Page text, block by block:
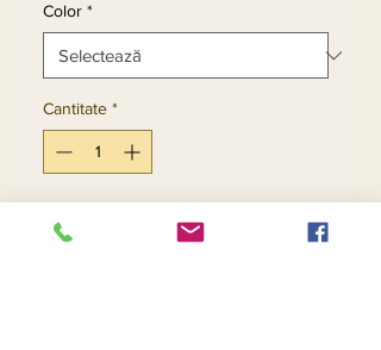
Color *
Cantitate *
Adaugă în coș